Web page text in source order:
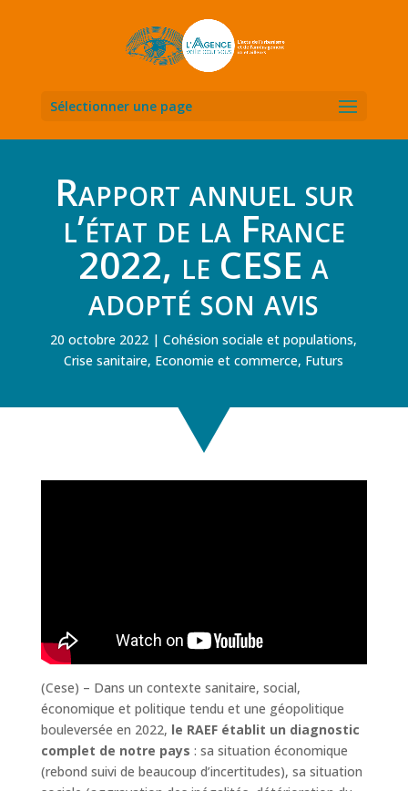
Sélectionner une page
Rapport annuel sur
l’état de la France
2022, le CESE a
adopté son avis
20 octobre 2022 Cohésion sociale et populations,
Crise sanitaire, Economie et commerce, Futurs
(Cese) – Dans un contexte sanitaire, social,
économique et politique tendu et une géopolitique
bouleversée en 2022, le RAEF établit un diagnostic
complet de notre pays : sa situation économique
(rebond suivi de beaucoup d’incertitudes), sa situation